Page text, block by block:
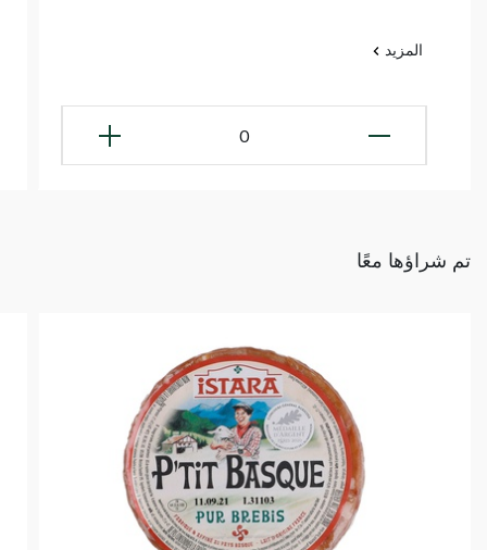
المزيد
0
تم شراؤها معًا